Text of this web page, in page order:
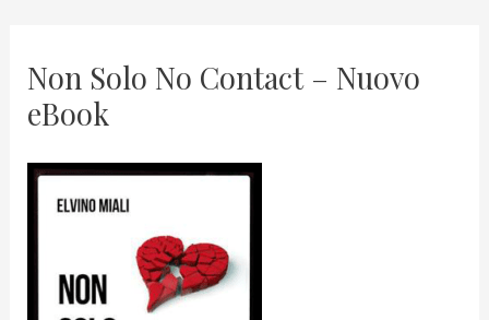
Non Solo No Contact – Nuovo
eBook